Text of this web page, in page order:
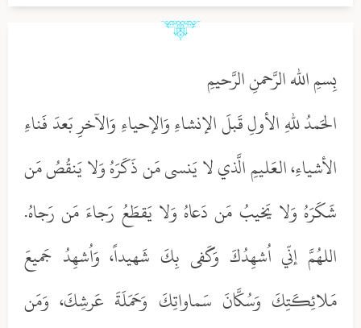
بِسمِ الله الرَّحمنِ الرَّحيمِ
الحَمدُ للهِ الأولِ قَبلَ الإنشاءِ وَالإحياءِ وَالآخرِ بَعدَ فَناءِ
الأشياءِ، العَليمِ الَّذي لا يَنسى مَن ذَكَرَهُ وَلا يَنقُصُ مَن
شَكَرَهُ وَلا يَخيبُ مَن دَعاهُ وَلا يَقطَعُ رَجاءَ مَن رَجاهُ.
اللهُمَّ إنّي اُشهِدُكَ وَكَفى بِكَ شَهيداً، وَاُشهِدُ جَميعَ
مَلائِكَتِكَ وَسُكَّانَ سَماواتِكَ وَحَمَلَةَ عَرشِكَ، وَمَن